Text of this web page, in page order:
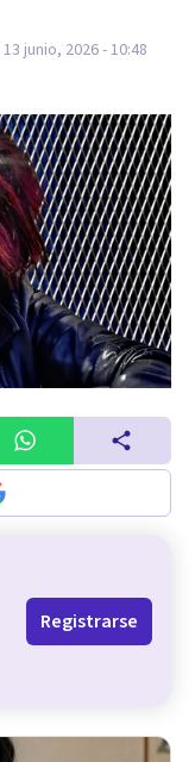
13 junio, 2026 - 10:48
Registrarse